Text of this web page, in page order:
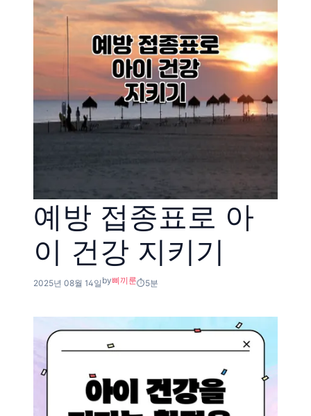
예방 접종표로 아
이 건강 지키기
2025년 08월 14일 by삐끼룬 5분